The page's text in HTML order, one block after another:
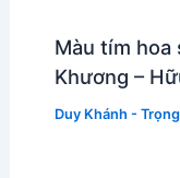
Màu tím hoa
Khương –
Duy Khánh -